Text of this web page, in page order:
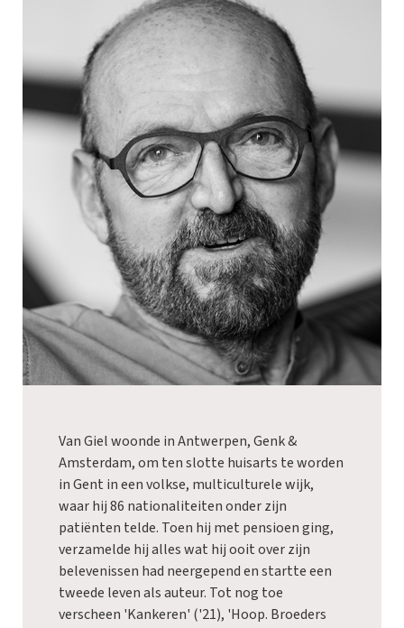
Van Giel woonde in Antwerpen, Genk &
Amsterdam, om ten slotte huisarts te worden
in Gent in een volkse, multiculturele wijk,
waar hij 86 nationaliteiten onder zijn
patiënten telde. Toen hij met pensioen ging,
verzamelde hij alles wat hij ooit over zijn
belevenissen had neergepend en startte een
tweede leven als auteur. Tot nog toe
verscheen 'Kankeren' ('21), 'Hoop. Broeders